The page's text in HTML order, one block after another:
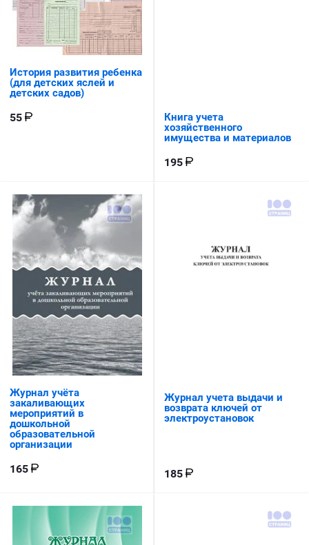
История развития ребенка
(для детских яслей и
детских садов)
55
Книга учета
хозяйственного
имущества и материалов
195
Журнал учёта
закаливающих
мероприятий в
дошкольной
образовательной
организации
165
Журнал учета выдачи и
возврата ключей от
электроустановок
185